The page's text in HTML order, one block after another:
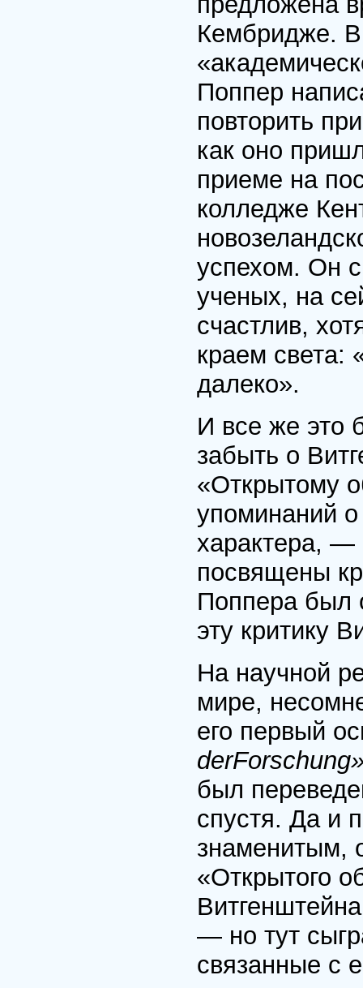
Кембридже. В
Поппер
повторить
как оно
приеме на
колледже
успехом. Он
ученых, на
счастлив,
краем света:
далеко».
И все же это
забыть о
«Открытому
упоминаний
характера, —
посвящены
Поппера был
эту критику
На научной
мире,
его первый
был
спустя. Да и
знаменитым,
«Открытого
— но тут
связанные с